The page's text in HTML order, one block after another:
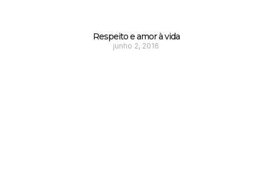
Respeito e amor à vida
junho 2, 2016